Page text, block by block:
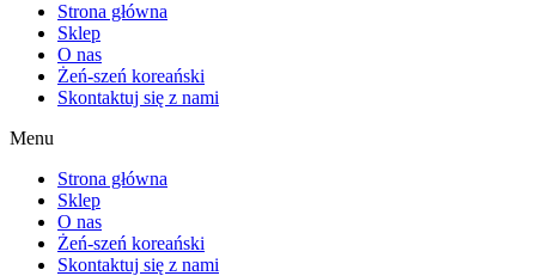
Strona główna
Sklep
O nas
Żeń-szeń koreański
Skontaktuj się z nami
Menu
Strona główna
Sklep
O nas
Żeń-szeń koreański
Skontaktuj się z nami